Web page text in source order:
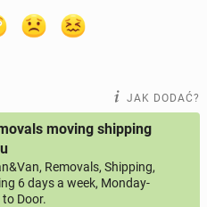
JAK DODAĆ?
moving shipping
Removals, Shipping,
6 days a week, Monday-
Door.